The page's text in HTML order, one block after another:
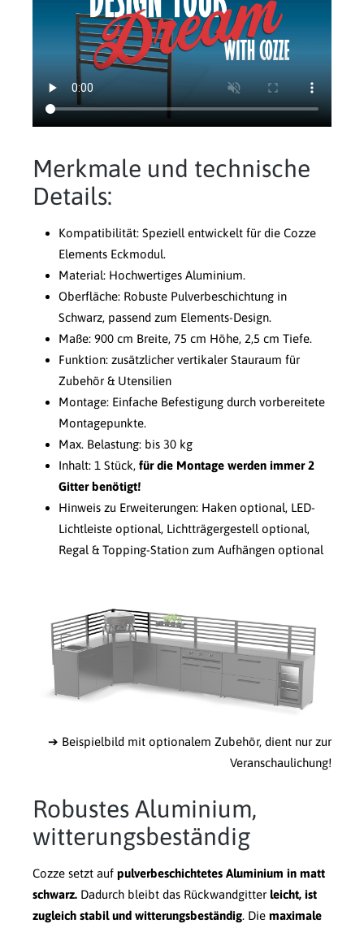
Merkmale und technische
Details:
Kompatibilität: Speziell entwickelt für die Cozze
Elements Eckmodul.
Material: Hochwertiges Aluminium.
Oberfläche: Robuste Pulverbeschichtung in
Schwarz, passend zum Elements-Design.
Maße: 900 cm Breite, 75 cm Höhe, 2,5 cm Tiefe.
Funktion: zusätzlicher vertikaler Stauraum für
Zubehör & Utensilien
Montage: Einfache Befestigung durch vorbereitete
Montagepunkte.
Max. Belastung: bis 30 kg
Inhalt: 1 Stück, für die Montage werden immer 2
Gitter benötigt!
Hinweis zu Erweiterungen: Haken optional, LED-
Lichtleiste optional, Lichtträgergestell optional,
Regal & Topping-Station zum Aufhängen optional
➔ Beispielbild mit optionalem Zubehör, dient nur zur
Veranschaulichung!
Robustes Aluminium,
witterungsbeständig
Cozze setzt auf pulverbeschichtetes Aluminium in matt
schwarz. Dadurch bleibt das Rückwandgitter leicht, ist
zugleich stabil und witterungsbeständig. Die maximale